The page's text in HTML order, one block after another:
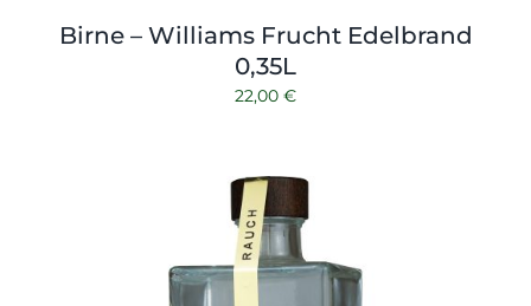
Birne – Williams Frucht Edelbrand
0,35L
22,00 €